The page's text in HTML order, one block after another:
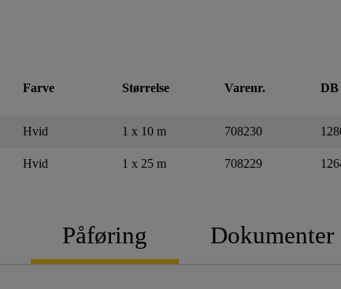
Farve Størrelse Varenr. DB
Hvid 1 x 10 m 708230
Hvid 1 x 25 m 708229
Påføring Dokumenter